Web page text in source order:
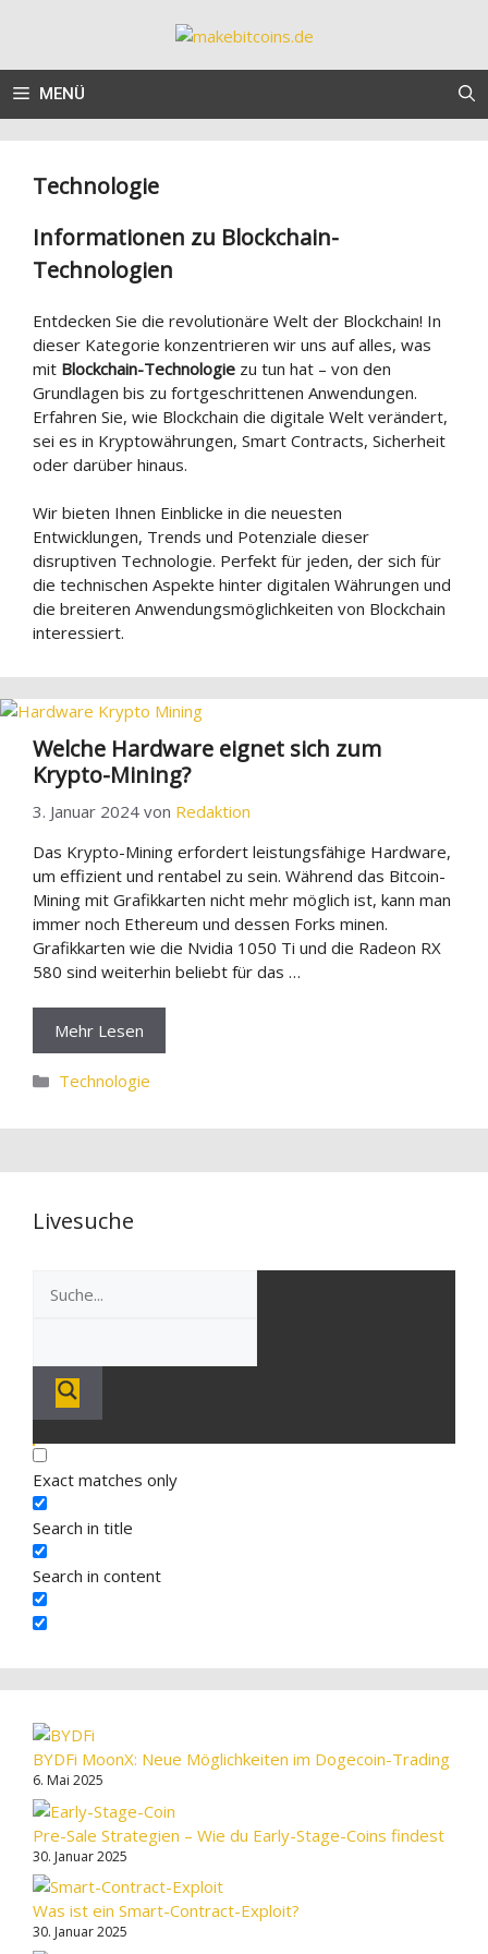
MENÜ
Technologie
Informationen zu Blockchain-
Technologien
Entdecken Sie die revolutionäre Welt der Blockchain! In
dieser Kategorie konzentrieren wir uns auf alles, was
mit Blockchain-Technologie zu tun hat – von den
Grundlagen bis zu fortgeschrittenen Anwendungen.
Erfahren Sie, wie Blockchain die digitale Welt verändert,
sei es in Kryptowährungen, Smart Contracts, Sicherheit
oder darüber hinaus.
Wir bieten Ihnen Einblicke in die neuesten
Entwicklungen, Trends und Potenziale dieser
disruptiven Technologie. Perfekt für jeden, der sich für
die technischen Aspekte hinter digitalen Währungen und
die breiteren Anwendungsmöglichkeiten von Blockchain
interessiert.
Welche Hardware eignet sich zum
Krypto-Mining?
3. Januar 2024 von Redaktion
Das Krypto-Mining erfordert leistungsfähige Hardware,
um effizient und rentabel zu sein. Während das Bitcoin-
Mining mit Grafikkarten nicht mehr möglich ist, kann man
immer noch Ethereum und dessen Forks minen.
Grafikkarten wie die Nvidia 1050 Ti und die Radeon RX
580 sind weiterhin beliebt für das …
Mehr Lesen
Kategorien
Technologie
Livesuche
Exact matches only
Search in title
Search in content
BYDFi MoonX: Neue Möglichkeiten im Dogecoin-Trading
6. Mai 2025
Pre-Sale Strategien – Wie du Early-Stage-Coins findest
30. Januar 2025
Was ist ein Smart-Contract-Exploit?
30. Januar 2025